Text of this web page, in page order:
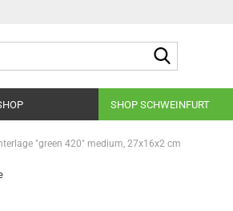
SHOP SCHWEINFURT
"green 420" medium, 27x16x2 cm